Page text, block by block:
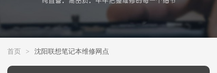
首页 > 沈阳联想笔记本维修网点